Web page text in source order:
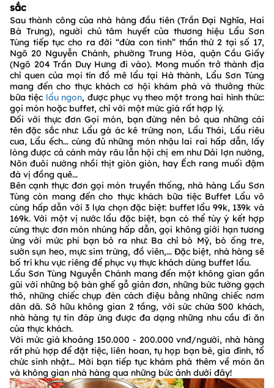
sắc
Sau thành công của nhà hàng đầu tiên (Trần Đại Nghĩa, Hai
Bà Trưng), người chủ tâm huyết của thương hiệu Lẩu Sơn
Tùng tiếp tục cho ra đời “đứa con tinh” thần thứ 2 tại số 17,
Ngõ 20 Nguyễn Chánh, phường Trung Hòa, quận Cầu Giấy
(Ngõ 204 Trần Duy Hưng đi vào). Mong muốn trở thành địa
chỉ quen của mọi tín đồ mê lẩu tại Hà thành, Lẩu Sơn Tùng
mang đến cho thực khách cơ hội khám phá và thưởng thức
bữa tiệc lẩu ngon, được phục vụ theo một trong hai hình thức:
gọi món hoặc buffet, chỉ với một mức giá rất hợp lý.
Đối với thực đơn Gọi món, bạn đừng nên bỏ qua những cái
tên đặc sắc như: Lẩu gà ác kê trứng non, Lẩu Thái, Lẩu riêu
cua, Lẩu ếch... cùng đủ những món nhậu lai rai hấp dẫn, lấy
lòng được cả cánh mày râu lẫn hội chị em như Dải lợn nướng,
Nõn đuôi nướng nhồi thịt giòn giòn, hay Ếch rang muối đậm
đà vị đồng quê...
Bên cạnh thực đơn gọi món truyền thống, nhà hàng Lẩu Sơn
Tùng còn mang đến cho thực khách bữa tiệc Buffet Lẩu vô
cùng hấp dẫn với 3 lựa chọn đặc biệt: buffet lẩu 99k, 139k và
169k. Với một vị nước lẩu đặc biệt, bạn có thể tùy ý kết hợp
cùng thực đơn món nhúng hấp dẫn, gọi không giới hạn tương
ứng với mức phí bạn bỏ ra như: Ba chỉ bò Mỹ, bò ống tre,
sườn sụn heo, mực sim trứng, đồ viên,... Đặc biệt, nhà hàng sẽ
bố trí khu vực riêng để phục vụ thực khách dùng buffet lẩu.
Lẩu Sơn Tùng Nguyễn Chánh mang đến một không gian gần
gũi với những bộ bàn ghế gỗ giản đơn, những bức tường gạch
thô, những chiếc chụp đèn cách điệu bằng những chiếc nơm
dân dã. Sở hữu không gian 2 tầng, với sức chứa 500 khách,
nhà hàng tự tin đáp ứng được đa dạng những nhu cầu đi ăn
của thực khách.
Với mức giá khoảng 150.000 - 200.000 vnđ/người, nhà hàng
rất phù hợp để đặt tiệc, liên hoan, tụ họp bạn bè, gia đình, tổ
chức sinh nhật... Mời bạn tiếp tục khám phá thêm về món ăn
và không gian nhà hàng qua những bức ảnh dưới đây!